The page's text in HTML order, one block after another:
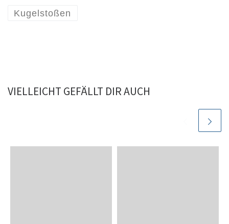
Kugelstoßen
VIELLEICHT GEFÄLLT DIR AUCH